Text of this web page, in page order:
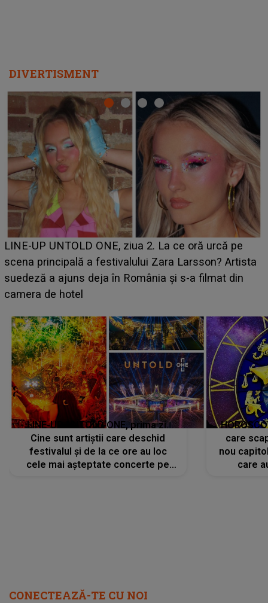
DIVERTISMENT
Ce a dezvăluit noua concurentă din "Casa Iubirii" l-a
luat prin surprindere pe Emanuel. CINE ESTE
BĂIATUL VIZAT de Alexandra?! Aflându-se în fața
faptului împlinit, A RECUNOSCUT IMEDIAT: "Am
LINE-UP UNTOLD ONE, prima zi.
Cine sunt artiștii care deschid
festivalul și de la ce ore au loc
cele mai așteptate concerte pe
care
nou
care
CONECTEAZĂ-TE CU NOI